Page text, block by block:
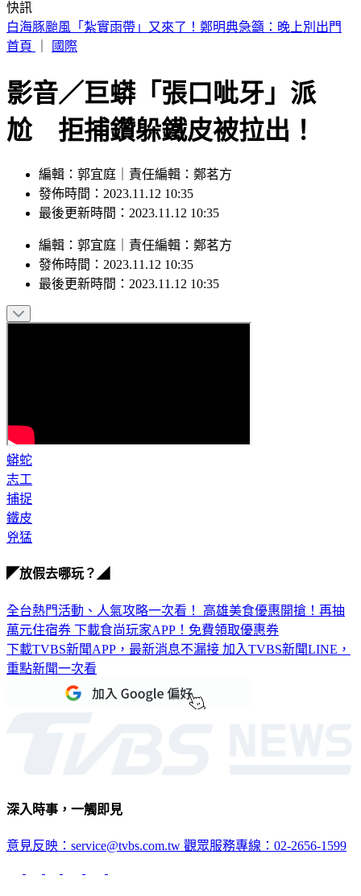
快訊
白海豚颱風「紮實雨帶」又來了！鄭明典急籲：晚上別出門
首頁
國際
影音／巨蟒「張口呲牙」派
尬 拒捕鑽躲鐵皮被拉出！
編輯：郭宜庭｜責任編輯：鄭茗方
發佈時間：2023.11.12 10:35
最後更新時間：2023.11.12 10:35
編輯 ： 郭宜庭 責任編輯 ： 鄭茗方
發佈時間： 2023.11.12 10:35
最後更新時間： 2023.11.12 10:35
蟒蛇
志工
捕捉
鐵皮
兇猛
◤放假去哪玩？◢
全台熱門活動、人氣攻略一次看！ 高雄美食優惠開搶！再抽
萬元住宿券 下載食尚玩家APP！免費領取優惠券
下載TVBS新聞APP，最新消息不漏接 加入TVBS新聞LINE，
重點新聞一次看
深入時事，一觸即見
意見反映：service@tvbs.com.tw 觀眾服務專線：02-2656-1599